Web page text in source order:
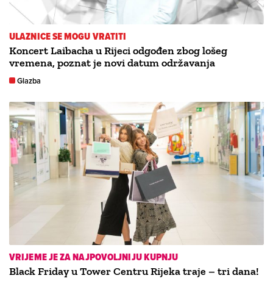
ULAZNICE SE MOGU VRATITI
Koncert Laibacha u Rijeci odgođen zbog lošeg
vremena, poznat je novi datum održavanja
Glazba
VRIJEME JE ZA NAJPOVOLJNIJU KUPNJU
Black Friday u Tower Centru Rijeka traje – tri dana!